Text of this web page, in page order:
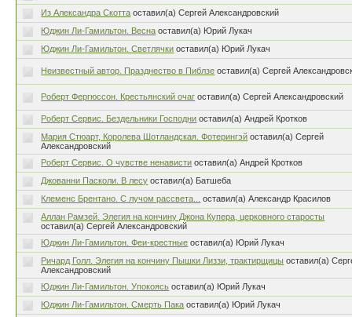
Из Александра Скотта оставил(а) Сергей Александровский
Юджин Ли-Гамильтон. Весна оставил(а) Юрий Лукач
Юджин Ли-Гамильтон. Светлячки оставил(а) Юрий Лукач
Неизвестный автор. Празднество в Пиблзе оставил(а) Сергей
Роберт Фергюссон. Крестьянский очаг оставил(а) Сергей Александровский
Роберт Сервис. Бездельники Господни оставил(а) Андрей Кротков
Мария Стюарт, Королева Шотландская. Фотерингэй оставил(а) Сергей
Александровский
Роберт Сервис. О чувстве ненависти оставил(а) Андрей Кротков
Джованни Пасколи. В лесу оставил(а) Батшеба
Клеменс Брентано. С лучом рассвета...
оставил(а) Александр Красилов
Аллан Рамзей. Элегия на кончину Джона Купера, церковного старосты
оставил(а) Сергей Александровский
Юджин Ли-Гамильтон. Феи-крестные оставил(а) Юрий Лукач
Ричард Голл. Элегия на кончину Пышки Лиззи, трактирщицы оставил(а)
Александровский
Юджин Ли-Гамильтон. Упокоясь оставил(а) Юрий Лукач
Юджин Ли-Гамильтон. Смерть Пака оставил(а) Юрий Лукач